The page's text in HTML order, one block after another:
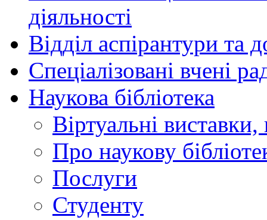
діяльності
Відділ аспірантури та
Спеціалізовані вчені
Наукова бібліотека
Віртуальні виставки,
Про наукову
Послуги
Студенту